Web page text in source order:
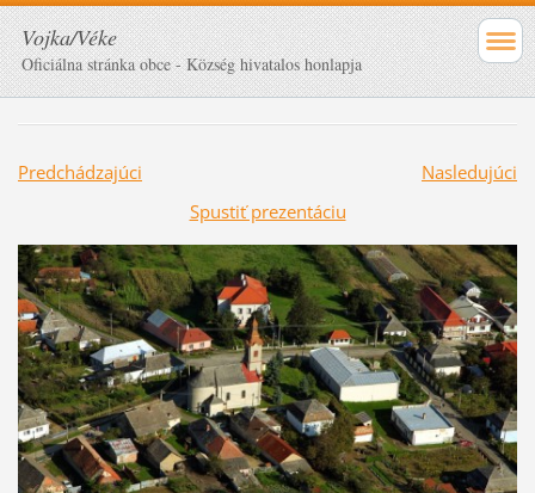
Vojka/Véke
Oficiálna stránka obce - Község hivatalos honlapja
Predchádzajúci
Nasledujúci
Spustiť prezentáciu